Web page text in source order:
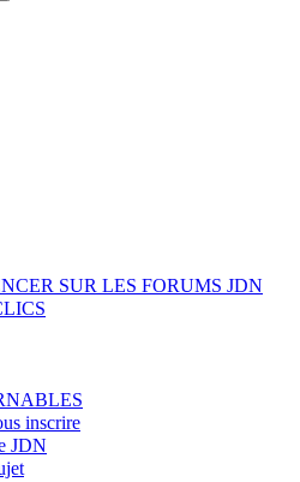
SUR LES FORUMS JDN
inscrire
JDN